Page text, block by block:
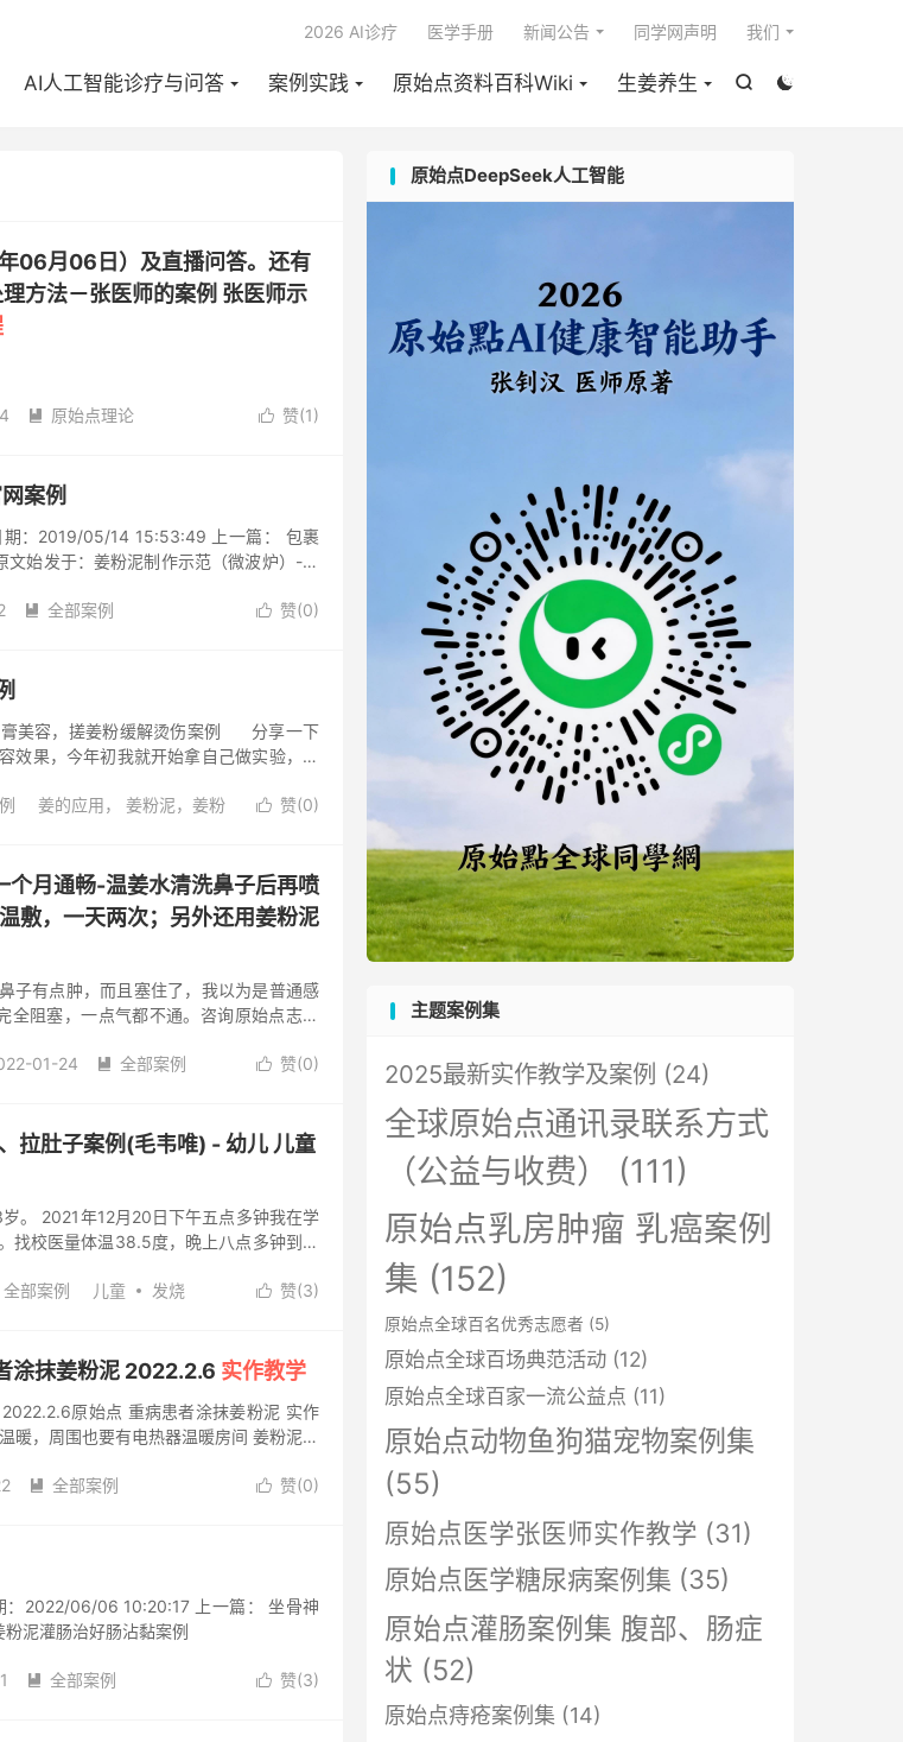


AI人工智能诊疗与问答 案例实践 原始点资料百科Wiki 生姜养生
2026 AI诊疗 医学手册 新闻公告 同学网声明 我们
06月06日）及直播问答。还有
方法－张医师的案例 张医师示
 赞(1)

原始点理论
案例
：2019/05/14 15:53:49 上一篇： 包裹
始发于：姜粉泥制作示范（微波炉）-官
 赞(0)
 全部案例
膏美容，搓姜粉缓解烫伤案例 分享一下
效果，今年初我就开始拿自己做实验，刚
的太高，整个脸全都肿起来，我就用姜膏
心里美滋滋的，也没当一回事，以为朋友
眼部下侧...
 赞(0)
姜的应用， 姜粉泥，姜粉
月通畅-温姜水清洗鼻子后再喷
敷，一天两次；另外还用姜粉泥
子有点肿，而且塞住了，我以为是普通感
阻塞，一点气都不通。咨询原始点志工
粘姜粉塞在鼻内感觉很不舒服，堵塞得更
有堵塞感了。 感恩原始点，感恩义工老
原始点简体...
 赞(0)
01-24  全部案例
拉肚子案例(毛韦唯) - 幼儿 儿童
。 2021年12月20日下午五点多钟我在学
找校医量体温38.5度，晩上八点多钟到医
正常，但晚上六点钟量体温又是37.1度低
我来到佛山愿天下无痛【原“佛山原始
 赞(3)
全部案例 儿童
发烧
涂抹姜粉泥 2022.2.6 实作教学
原始点 重病患者涂抹姜粉泥 实作
暖，周围也要有电热器温暖房间 姜粉泥最
会有水水的感觉，患者没有贴服感也不太
接受舒服最重要。 张医师补充说明： 好
 赞(0)
 全部案例
：2022/06/06 10:20:17 上一篇： 坐骨神
泥灌肠治好肠沾黏案例
 赞(3)
 全部案例
原始点DeepSeek人工智能
主题案例集
2025最新实作教学及案例 (24)
全球原始点通讯录联系方式
（公益与收费）
(111)
原始点乳房肿瘤 乳癌案例
集 (152)
原始点全球百名优秀志愿者 (5)
原始点全球百场典范活动 (12)
原始点全球百家一流公益点 (11)
原始点动物鱼狗猫宠物案例集
(55)
原始点医学张医师实作教学 (31)
原始点医学糖尿病案例集 (35)
原始点灌肠案例集 腹部、肠症
状 (52)
原始点痔疮案例集 (14)